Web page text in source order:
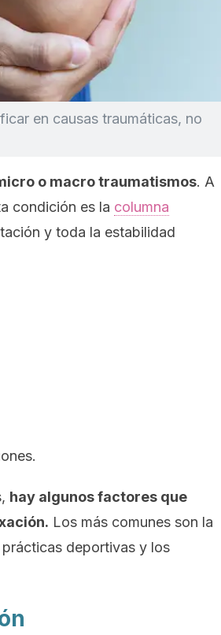
en causas traumáticas, no
o macro traumatismos. A
condición es la columna
y toda la estabilidad
hay algunos factores que
Los más comunes son la
deportivas y los